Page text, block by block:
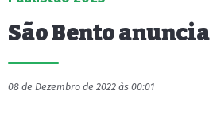
São Bento
08 de Dezembro de 2022 às 00:01